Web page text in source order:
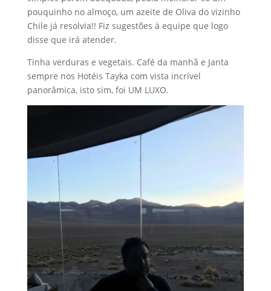
pouquinho no almoço, um azeite de Oliva do vizinho
Chile já resolvia!! Fiz sugestões à equipe que logo
disse que irá atender.
Tinha verduras e vegetais. Café da manhã e Janta
sempre nos Hotéis Tayka com vista incrível
panorâmica, isto sim, foi UM LUXO.